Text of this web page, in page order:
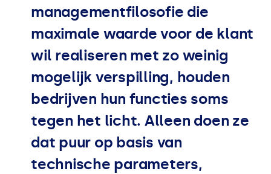
managementfilosofie die
maximale waarde voor de klant
wil realiseren met zo weinig
mogelijk verspilling, houden
bedrijven hun functies soms
tegen het licht. Alleen doen ze
dat puur op basis van
technische parameters,